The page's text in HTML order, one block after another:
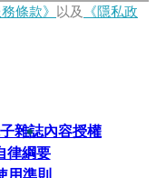
務條款》 以及 《隱私政
雜誌內容授權
律綱要